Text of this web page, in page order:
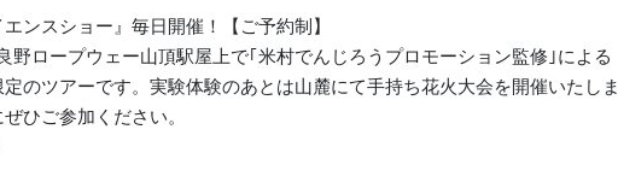
エンスショー』毎日開催！【ご予約制】
野ロープウェー山頂駅屋上で｢米村でんじろうプロモーション監修｣による
のツアーです。実験体験のあとは山麓にて手持ち花火大会を開催いたしま
ひご参加ください。